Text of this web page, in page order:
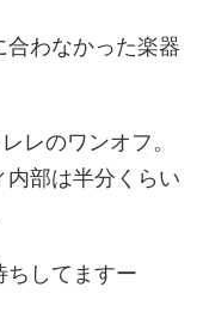
わなかった楽器
レのワンオフ。
部は半分くらい
ちしてますー